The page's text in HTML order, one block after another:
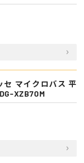
セ マイクロバス 平
XZB70M